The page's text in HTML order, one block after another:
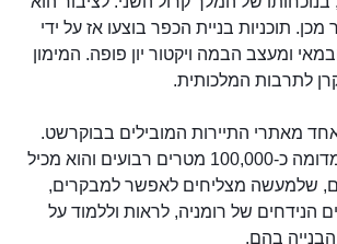
תוכניות בניית הכפר בוצעו אז על ידי
ומעצב הבמה ויקטור יון פופה. המימון
לתרבות המלכותית.
אחד מאתרי התיירות המובילים בבוקרשט.
שטחו של הכפר המדומה כ-100,000 מטרים רבועים והוא מכיל
שלמעשה מצליחים לאפשר למבקרים,
הנידחים של רומניה, לראות וללמוד על
הבנייה בהם.